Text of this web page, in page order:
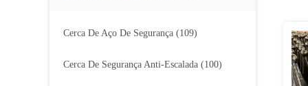
Cerca De Aço De Segurança (109)
Cerca De Segurança Anti-Escalada (100)